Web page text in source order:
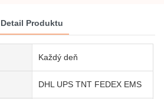
Detail Produktu
Každý deň
DHL UPS TNT FEDEX EMS